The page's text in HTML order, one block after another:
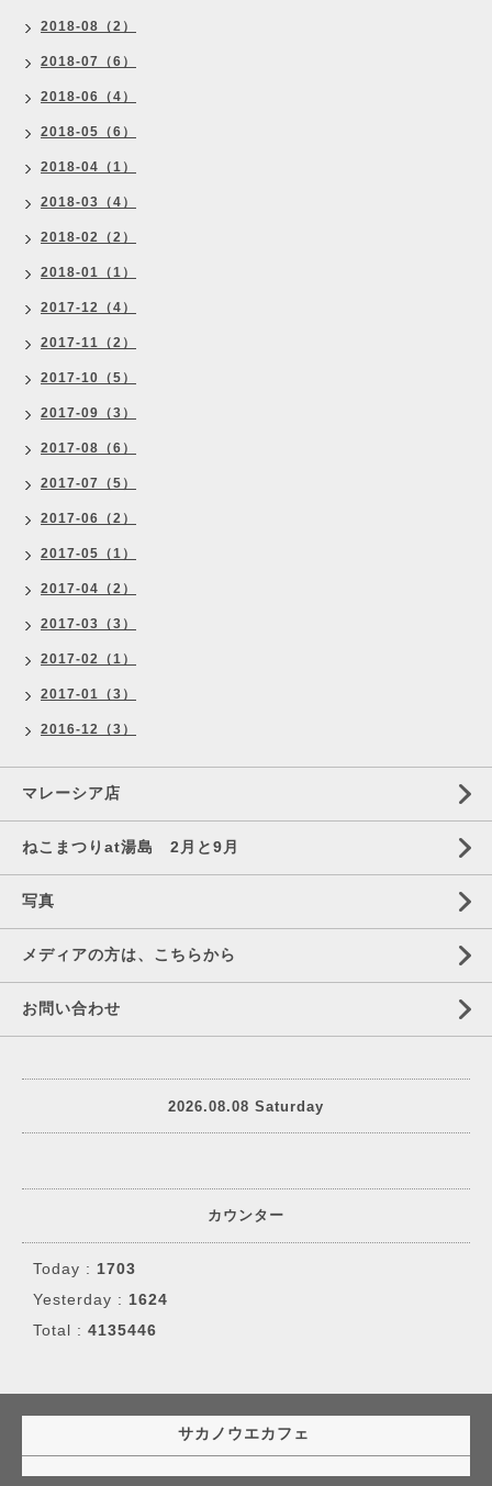
2018-08（2）
2018-07（6）
2018-06（4）
2018-05（6）
2018-04（1）
2018-03（4）
2018-02（2）
2018-01（1）
2017-12（4）
2017-11（2）
2017-10（5）
2017-09（3）
2017-08（6）
2017-07（5）
2017-06（2）
2017-05（1）
2017-04（2）
2017-03（3）
2017-02（1）
2017-01（3）
2016-12（3）
マレーシア店
ねこまつりat湯島 2月と9月
写真
メディアの方は、こちらから
お問い合わせ
2026.08.08 Saturday
カウンター
Today : 1703
Yesterday : 1624
Total : 4135446
サカノウエカフェ